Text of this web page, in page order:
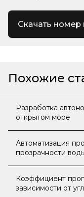
Скачать номер
Похожие
Разработка
открытом море
Автоматизация
прозрачности
Коэффициент
зависимости от